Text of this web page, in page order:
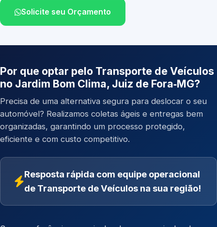
Solicite seu Orçamento
Por que optar pelo Transporte de Veículos
no Jardim Bom Clima, Juiz de Fora‑MG?
Precisa de uma alternativa segura para deslocar o seu
automóvel? Realizamos coletas ágeis e entregas bem
organizadas, garantindo um processo protegido,
eficiente e com custo competitivo.
Resposta rápida com equipe operacional
de Transporte de Veículos na sua região!